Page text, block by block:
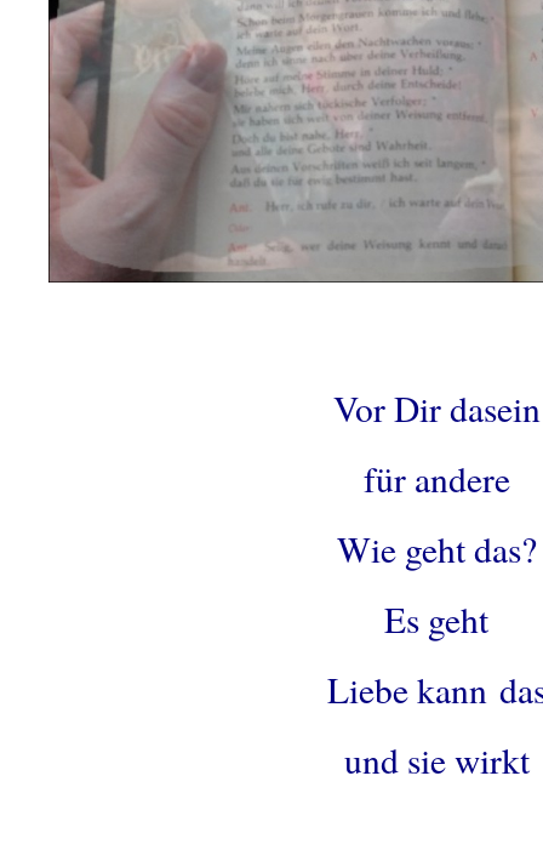
Vor Dir dasein
für andere
Wie geht das?
Es geht
Liebe kann
und sie wirkt